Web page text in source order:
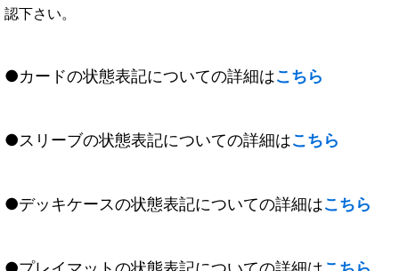
認下さい。
●カードの状態表記についての詳細はこちら
●スリーブの状態表記についての詳細はこちら
●デッキケースの状態表記についての詳細はこちら